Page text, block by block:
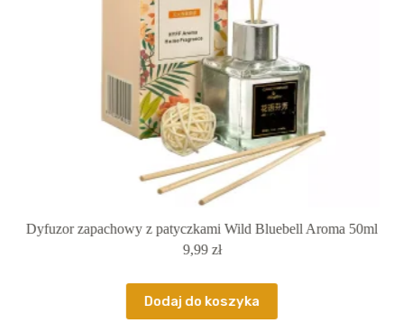
Dyfuzor zapachowy z patyczkami Brzoskwinia Honey Peach
Luxury 50ml
Dodaj do koszyka